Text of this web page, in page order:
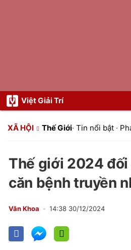
Việt Giải Trí
XÃ HỘI Thế Giới· Tin nổi bật ·
Thế giới 2024
căn bệnh truyền
Văn Khoa 14:38 30/12/2024